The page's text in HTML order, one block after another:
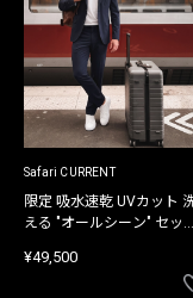
Safari CURRENT
限定 吸水速乾 UVカット
える "オールシーン" セット
¥49,500